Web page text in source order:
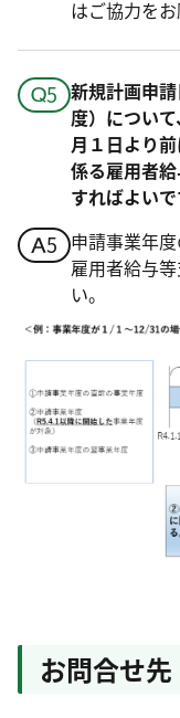
はご協力をお
新規計画申
度）につい
月１日より
係る雇用者
すればよいで
申請事業年
雇用者給与
い。
お問合せ先